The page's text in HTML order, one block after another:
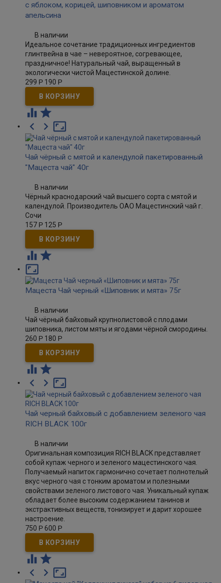
с яблоком, корицей, шиповником и ароматом
апельсина
В наличии
Идеальное сочетание традиционных ингредиентов
глинтвейна в чае – невероятное, согревающее,
праздничное! Натуральный чай, выращенный в
экологически чистой Мацестинской долине.
299 Р 190 Р
 

 
Чай чёрный с мятой и календулой пакетированный
"Мацеста чай" 40г
В наличии
Чёрный краснодарский чай высшего сорта с мятой и
календулой. Производитель ОАО Мацестинский чай г.
Сочи
157 Р 125 Р
 

Мацеста Чай черный «Шиповник и мята» 75г
В наличии
Чай чёрный байховый крупнолистовой с плодами
шиповника, листом мяты и ягодами чёрной смородины.
260 Р 180 Р
 

 
Чай черный байховый с добавлением зеленого чая
RICH BLACK 100г
В наличии
Оригинальная композиция RICH BLACK представляет
собой купаж черного и зеленого мацестинского чая.
Получаемый напиток гармонично сочетает полнотелый
вкус черного чая с тонким ароматом и полезными
свойствами зеленого листового чая. Уникальный купаж
обладает более высоким содержанием танинов и
экстрактивных веществ, тонизирует и дарит хорошее
настроение.
750 Р 600 Р
 

 